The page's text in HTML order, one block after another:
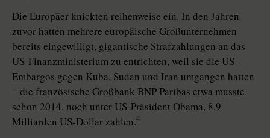
Die Europäer knickten reihenweise ein. In den Jahren
zuvor hatten mehrere europäische Großunternehmen
bereits eingewilligt, gigantische Strafzahlungen an das
US-Finanzministerium zu entrichten, weil sie die US-
Embargos gegen Kuba, Sudan und Iran umgangen hatten
– die französische Großbank BNP Paribas etwa musste
schon 2014, noch unter US-Präsident Obama, 8,9
Milliarden US-Dollar zahlen.4